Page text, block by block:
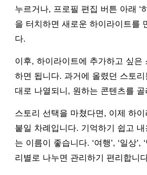
누르거나, 프로필 편집 버튼 아래 ‘
을 터치하면 새로운 하이라이트를
다.
이후, 하이라이트에 추가하고 싶은
하면 됩니다. 과거에 올렸던 스토리
대로 나열되니, 원하는 콘텐츠를 골
스토리 선택을 마쳤다면, 이제 하
붙일 차례입니다. 기억하기 쉽고 내
는 이름이 좋습니다. ‘여행’, ‘일상’,
리별로 나누면 관리하기 편리합니